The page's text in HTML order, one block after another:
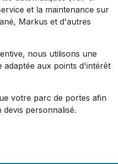
et la maintenance sur
Markus et d'autres
nous utilisons une
adaptée aux points d'intérêt
votre parc de portes afin
personnalisé.